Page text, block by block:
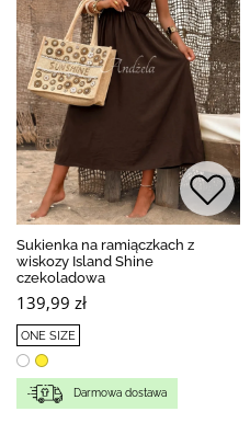
Sukienka na ramiączkach z
wiskozy Island Shine
czekoladowa
139,99 zł
ONE SIZE
Darmowa dostawa